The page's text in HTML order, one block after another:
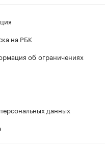
на РБК
об ограничениях
данных